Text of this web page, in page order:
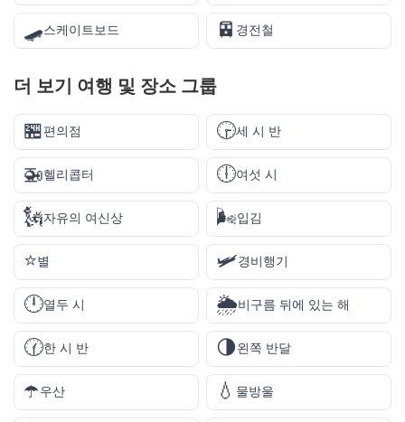
🛹스케이트보드 🚈 경전철
더 보기 여행 및 장소 그룹
🏪편의점 🕞세 시 반
🚁헬리콥터 🕕여섯 시
🗽자유의 여신상 🌬️입김
⭐별 🛩️경비행기
🕛열두 시 🌦️비구름 뒤에 있는 해
🕜한 시 반 🌗왼쪽 반달
☂️우산 💧 물방울